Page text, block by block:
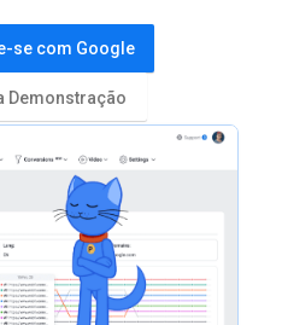
se com Google
Demonstração